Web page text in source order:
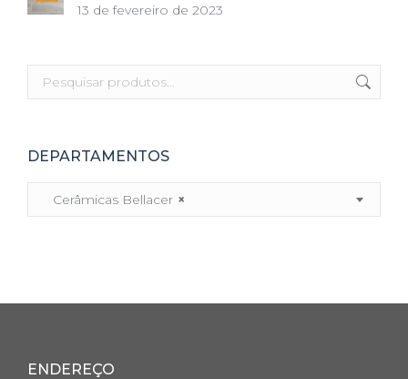
13 de fevereiro de 2023
DEPARTAMENTOS
×
Cerâmicas Bellacer
ENDEREÇO